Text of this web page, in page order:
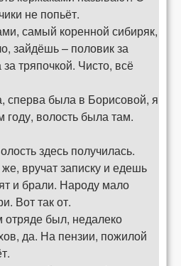
не попьёт.
самый коренной сибиряк,
зайдёшь – половик за
тряпочкой. Чисто, всё
сперва была в Борисовой, я
году, волость была там.
здесь получилась.
вручат записку и едешь
и брали. Народу мало
Вот так от.
отряде был, недалеко
да. На пензии, пожилой